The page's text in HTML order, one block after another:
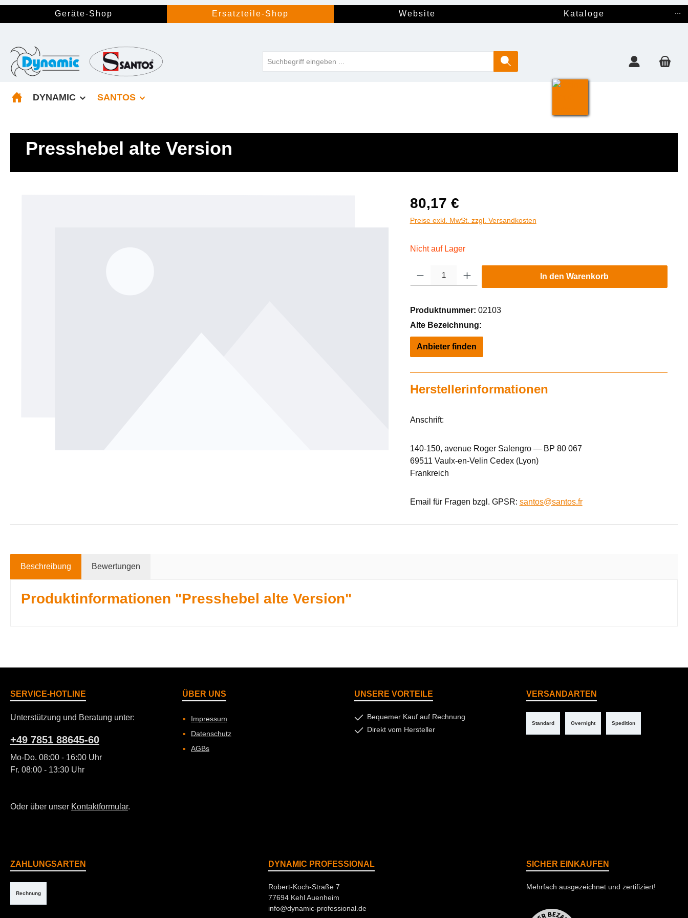
Zur Hauptnavigation springen
Geräte-Shop Ersatzteile-Shop Website Kataloge ...
DYNAMIC SANTOS
Presshebel alte Version
80,17 €
Preise exkl. MwSt. zzgl. Versandkosten
Nicht auf Lager
In den Warenkorb
Produktnummer: 02103
Alte Bezeichnung:
Anbieter finden
Herstellerinformationen
Anschrift:
140-150, avenue Roger Salengro — BP 80 067
69511 Vaulx-en-Velin Cedex (Lyon)
Frankreich
Email für Fragen bzgl. GPSR: santos@santos.fr
Beschreibung Bewertungen
Produktinformationen "Presshebel alte Version"
SERVICE-HOTLINE
Unterstützung und Beratung unter:
+49 7851 88645-60
Mo-Do. 08:00 - 16:00 Uhr
Fr. 08:00 - 13:30 Uhr
Oder über unser Kontaktformular.
ÜBER UNS
Impressum
Datenschutz
AGBs
UNSERE VORTEILE
Bequemer Kauf auf Rechnung
Direkt vom Hersteller
VERSANDARTEN
Standard Overnight Spedition
ZAHLUNGSARTEN
Rechnung
DYNAMIC PROFESSIONAL
Robert-Koch-Straße 7
77694 Kehl Auenheim
info@dynamic-professional.de
SICHER EINKAUFEN
Mehrfach ausgezeichnet und zertifiziert!